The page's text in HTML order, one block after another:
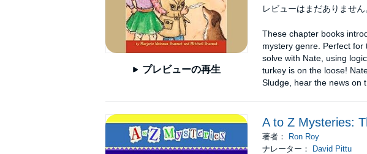
プレビューの再生
レビューはまだありません
These chapter books
mystery genre. Perfect
solve with Nate, using
turkey is on the loose!
Sludge, hear the news on
A to Z Mysteries:
著者：
Ron Roy
ナレーター：
David Pittu